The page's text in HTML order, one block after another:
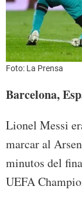
Foto: La Prensa
Barcelona,
Lionel Messi
marcar al
minutos del
UEFA